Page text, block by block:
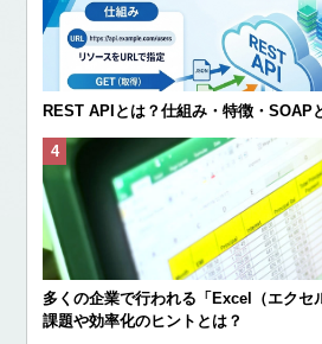
REST APIとは？仕組み・特徴・SOAP
多くの企業で行われる「Excel（エクセ
課題や効率化のヒントとは？